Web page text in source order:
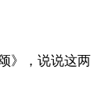
》，说说这两